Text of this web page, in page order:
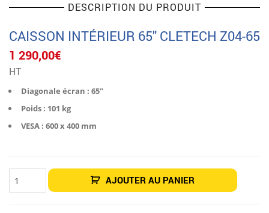
DESCRIPTION DU PRODUIT
CAISSON INTÉRIEUR 65″ CLETECH Z04-65
1 290,00€
HT
Diagonale écran : 65″
Poids : 101 kg
VESA : 600 x 400 mm
quantité
de AJOUTER AU PANIER